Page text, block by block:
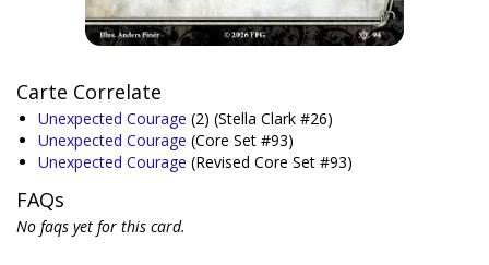
Carte Correlate
Unexpected Courage (2) (Stella Clark #26)
Unexpected Courage (Core Set #93)
Unexpected Courage (Revised Core Set #93)
FAQs
No faqs yet for this card.